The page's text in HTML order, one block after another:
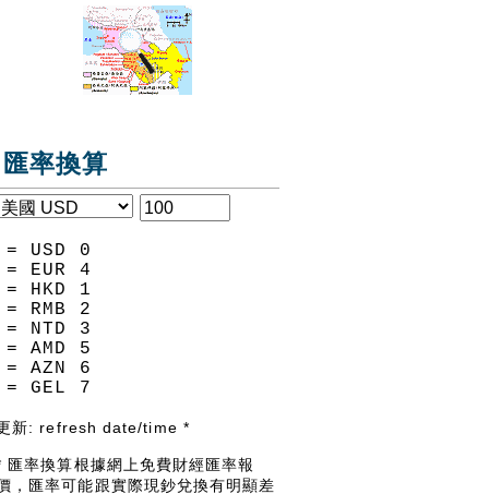
匯率換算
= USD 0
= EUR 4
= HKD 1
= RMB 2
= NTD 3
= AMD 5
= AZN 6
= GEL 7
新: refresh date/time *
匯率換算根據網上免費財經匯率報
，匯率可能跟實際現鈔兌換有明顯差